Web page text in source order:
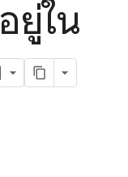
ยู่ใน